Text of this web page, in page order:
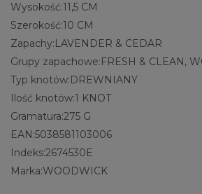
Wysokość:11,5 CM
Szerokość:10 CM
Zapachy:LAVENDER & CEDAR
Grupy zapachowe:FRESH & CLEAN,
Typ knotów:DREWNIANY
Ilość knotów:1 KNOT
Gramatura:275 G
EAN:5038581103006
Indeks:2674530E
Marka:WOODWICK